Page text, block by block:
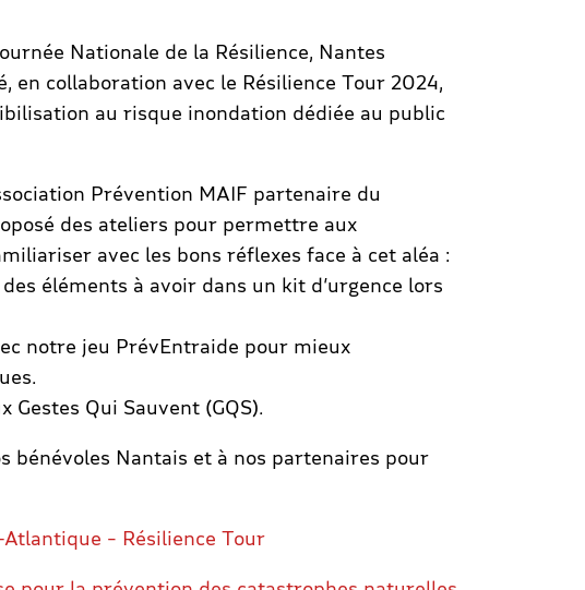
Nationale de la Résilience, Nantes
en collaboration avec le Résilience Tour 2024,
au risque inondation dédiée au public
Prévention MAIF partenaire du
des ateliers pour permettre aux
avec les bons réflexes face à cet aléa :
éléments à avoir dans un kit d’urgence lors
notre jeu PrévEntraide pour mieux
Gestes Qui Sauvent (GQS).
bénévoles Nantais et à nos partenaires pour
Atlantique – Résilience Tour